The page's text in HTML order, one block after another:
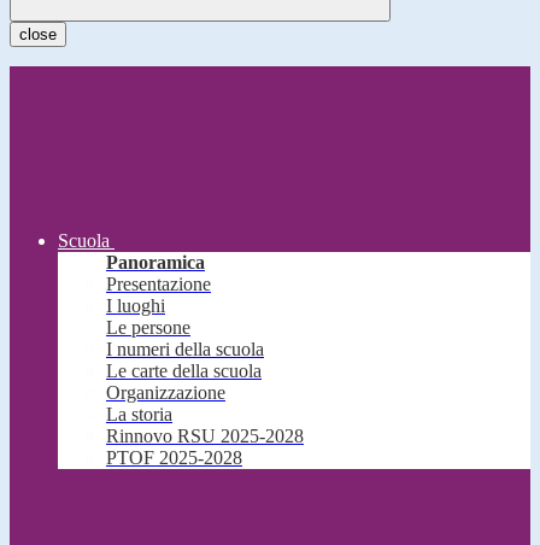
close
Scuola
Panoramica
Presentazione
I luoghi
Le persone
I numeri della scuola
Le carte della scuola
Organizzazione
La storia
Rinnovo RSU 2025-2028
PTOF 2025-2028